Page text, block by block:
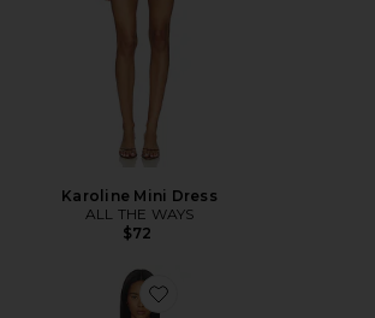
Karoline Mini Dress
ALL THE WAYS
$72
Favorite Clarke Halter Mini Dress